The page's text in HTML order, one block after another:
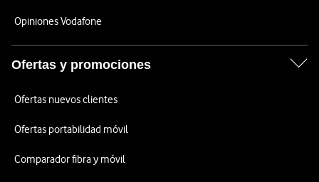
Opiniones Vodafone
Ofertas y promociones
Ofertas nuevos clientes
Ofertas portabilidad móvil
Comparador fibra y móvil